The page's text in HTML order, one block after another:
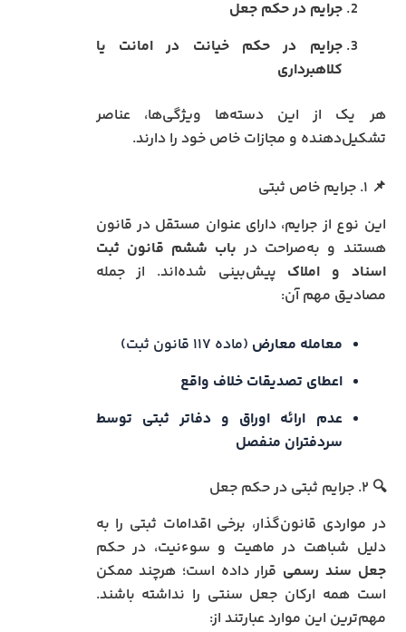
جرایم در حکم جعل
جرایم در حکم خیانت در امانت یا
کلاهبرداری
هر یک از این دسته‌ها ویژگی‌ها، عناصر
تشکیل‌دهنده و مجازات خاص خود را دارند.
📌 ۱. جرایم خاص ثبتی
این نوع از جرایم، دارای عنوان مستقل در قانون
هستند و به‌صراحت در باب ششم قانون ثبت
اسناد و املاک پیش‌بینی شده‌اند. از جمله
مصادیق مهم آن:
معامله معارض (ماده ۱۱۷ قانون ثبت)
اعطای تصدیقات خلاف واقع
عدم ارائه اوراق و دفاتر ثبتی توسط
سردفتران منفصل
🔍 ۲. جرایم ثبتی در حکم جعل
در مواردی قانون‌گذار، برخی اقدامات ثبتی را به
دلیل شباهت در ماهیت و سوءنیت، در حکم
جعل سند رسمی قرار داده است؛ هرچند ممکن
است همه ارکان جعل سنتی را نداشته باشند.
مهم‌ترین این موارد عبارتند از: